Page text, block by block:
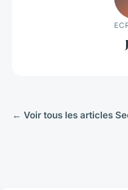
← Voir tous les articles